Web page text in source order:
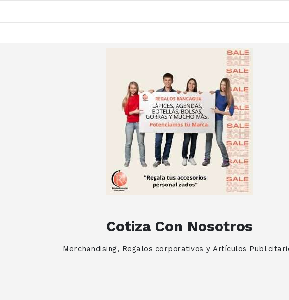
Cotiza Con Nosotros
Merchandising, Regalos corporativos y Artículos